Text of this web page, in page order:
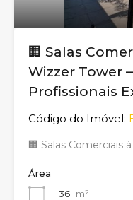
🏢 Salas
Wizzer Tower
Profissionais
Código do Imóvel:
🏢 Salas Comerciais
Área
36 m²